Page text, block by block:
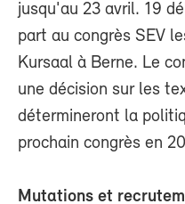
jusqu'au 23 avril. 19
part au congrès SEV
Kursaal à Berne. Le
une décision sur les
détermineront la
prochain congrès en
Mutations et